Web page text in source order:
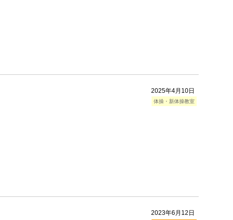
2025年4月10日
体操・新体操教室
2023年6月12日